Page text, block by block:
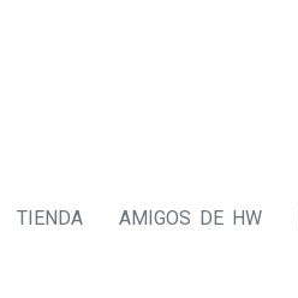
TIENDA AMIGOS DE HW